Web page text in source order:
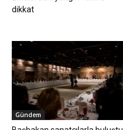
dikkat
Gündem